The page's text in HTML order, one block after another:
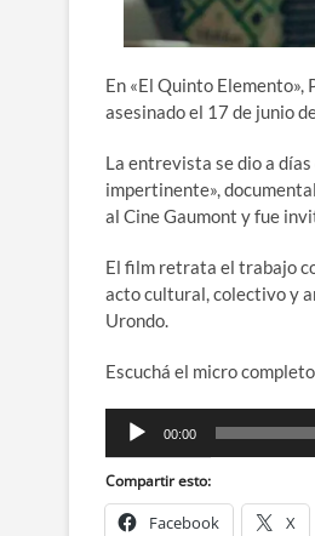
En «El Quinto
asesinado el 17 de junio
La entrevista se dio a
impertinente»,
al Cine Gaumont y fue
El film retrata el trabajo
acto cultural, colectivo y
Urondo.
Escuchá el micro
Reproductor
audio
00:00
Compartir esto:
Facebook X